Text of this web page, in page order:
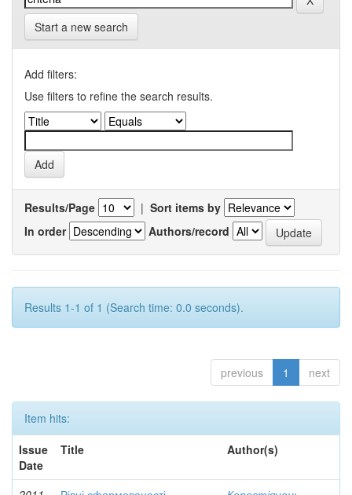
Start a new search
Add filters:
Use filters to refine the search results.
Results/Page | Sort items by
In order
Authors/record
Results 1-1 of 1 (Search time: 0.0 seconds).
previous 1 next
Item hits:
Issue
Date
Title Author(s)